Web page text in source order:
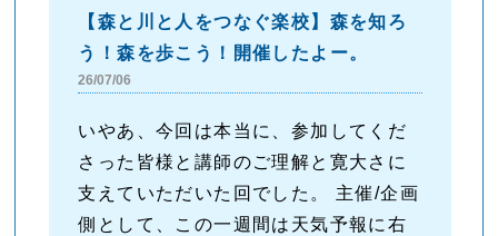
【森と川と人をつなぐ楽校】森を知ろ
う！森を歩こう！開催したよー。
26/07/06
いやあ、今回は本当に、参加してくだ
さった皆様と講師のご理解と寛大さに
支えていただいた回でした。 主催/企画
側として、この一週間は天気予報に右